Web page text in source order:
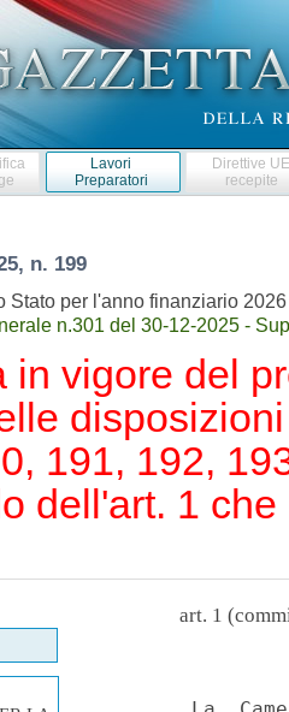
Lavori
Preparatori
Direttive
recepite
n. 199
Stato per l'anno finanziario
n.301 del 30-12-2025 -
in vigore del
191, 192,
dell'art. 1